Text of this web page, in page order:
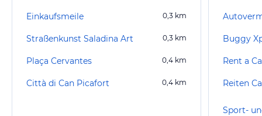
Einkaufsmeile 0,3 km
Straßenkunst Saladina Art 0,3 km
Plaça Cervantes 0,4 km
Città di Can Picafort 0,4 km
Buggy
Rent a
Reiten
Sport-